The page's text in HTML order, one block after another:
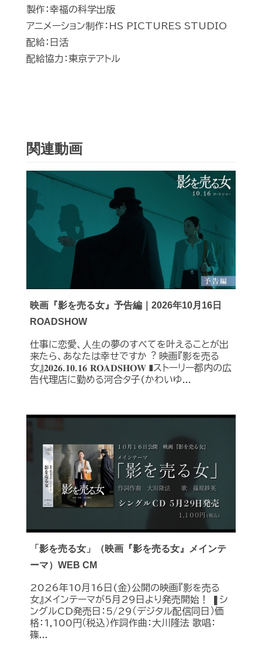
製作：幸福の科学出版
アニメーション制作：HS PICTURES STUDIO
配給：日活
配給協力：東京テアトル
関連動画
映画『影を売る女』予告編｜2026年10月16日
ROADSHOW
仕事に恋愛、⼈⽣の夢のすべてを叶えることが出
来たら、あなたは幸せですか︖ 映画『影を売る
女』𝟐𝟎𝟐𝟔.𝟏𝟎.𝟏𝟔 𝐑𝐎𝐀𝐃𝐒𝐇𝐎𝐖 ❚ストーリー都内の広
告代理店に勤める河合タ子(かわいゆ...
「影を売る女」（映画『影を売る女』メインテ
ーマ）WEB CM
2026年10月16日(金)公開の映画『影を売る
女』メインテーマが5月29日より発売開始！ ❚シ
ングルCD発売日：5/29（デジタル配信同日）価
格：1,100円（税込）作詞作曲：大川隆法 歌唱：
篠...